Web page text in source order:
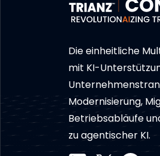
Die einheitliche
mit KI-
Modernisierung,
Betriebsabläufe
zu agentischer KI.